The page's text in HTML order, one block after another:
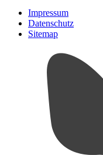
Impressum
Datenschutz
Sitemap